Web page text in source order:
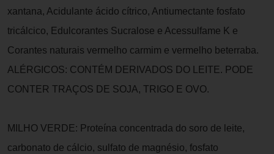
xantana, Acidulante ácido cítrico, Antiumectante fosfato
tricálcico, Edulcorantes Sucralose e Acessulfame K e
Corantes naturais vermelho carmim e vermelho beterraba.
ALÉRGICOS: CONTÉM DERIVADOS DO LEITE. PODE
CONTER TRAÇOS DE SOJA, TRIGO E OVO.
MILHO VERDE: Proteína concentrada do soro de leite,
carbonato de cálcio, sulfato de magnésio, fosfato